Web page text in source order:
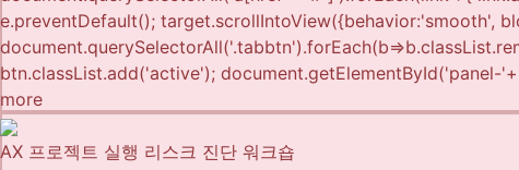
more
AX 프로젝트 실행 리스크 진단 워크숍